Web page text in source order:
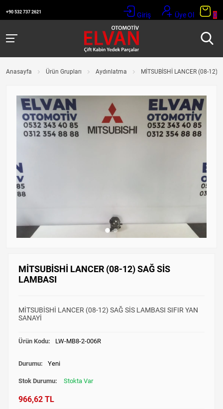
+90 532 737 2621 Giriş Üye Ol 0
Anasayfa Ürün Grupları Aydınlatma MİTSUBİSHİ LANCER (08-12)
MİTSUBİSHİ LANCER (08-12) SAĞ SİS
LAMBASI
MİTSUBİSHİ LANCER (08-12) SAĞ SİS LAMBASI SIFIR YAN
SANAYİ
Ürün Kodu: LW-MB8-2-006R
Durumu: Yeni
Stok Durumu: Stokta Var
966,62 TL